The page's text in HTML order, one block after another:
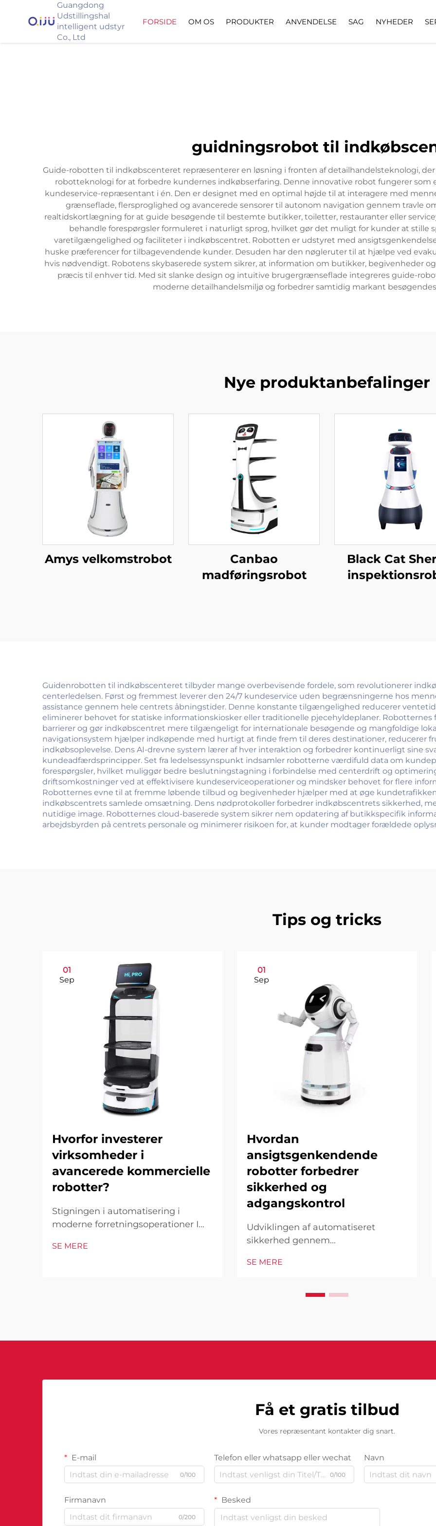
Guangdong
Udstillingshal
intelligent udstyr
Co., Ltd
FORSIDE OM OS PRODUKTER ANVENDELSE SAG NYHEDER
guidningsrobot til
Guide-robotten til indkøbscenteret repræsenterer en løsning i fronten af detailhandelsteknologi,
robotteknologi for at forbedre kundernes indkøbserfaring. Denne innovative robot fungerer som
kundeservice-repræsentant i én. Den er designet med en optimal højde til at interagere med
grænseflade, flersproglighed og avancerede sensorer til autonom navigation gennem travle
realtidskortlægning for at guide besøgende til bestemte butikker, toiletter, restauranter eller
behandle forespørgsler formuleret i naturligt sprog, hvilket gør det muligt for kunder at stille
varetilgængelighed og faciliteter i indkøbscentret. Robotten er udstyret med
huske præferencer for tilbagevendende kunder. Desuden har den nøgleruter til at hjælpe ved
hvis nødvendigt. Robotens skybaserede system sikrer, at information om butikker, begivenheder
præcis til enhver tid. Med sit slanke design og intuitive brugergrænseflade integreres guide-
moderne detailhandelsmiljø og forbedrer samtidig markant
Nye produktanbefalinger
Amys velkomstrobot
Canbao
madføringsrobot
Black Cat
Guidenrobotten til indkøbscenteret tilbyder mange overbevisende fordele, som revolutionerer
centerledelsen. Først og fremmest leverer den 24/7 kundeservice uden begrænsningerne hos
assistance gennem hele centrets åbningstider. Denne konstante tilgængelighed reducerer
eliminerer behovet for statiske informationskiosker eller traditionelle pjecehyldeplaner.
barrierer og gør indkøbscentret mere tilgængeligt for internationale besøgende og mangfoldige
navigationsystem hjælper indkøpende med hurtigt at finde frem til deres destinationer, reducerer
indkøbsoplevelse. Dens AI-drevne system lærer af hver interaktion og forbedrer kontinuerligt sine
kundeadfærdsprincipper. Set fra ledelsessynspunkt indsamler robotterne værdifuld data om
forespørgsler, hvilket muliggør bedre beslutningstagning i forbindelse med centerdrift og
driftsomkostninger ved at effektivisere kundeserviceoperationer og mindsker behovet for flere
Robotternes evne til at fremme løbende tilbud og begivenheder hjælper med at øge
indkøbscentrets samlede omsætning. Dens nødprotokoller forbedrer indkøbscentrets sikkerhed,
nutidige image. Robotternes cloud-baserede system sikrer nem opdatering af butikkspecifik
arbejdsbyrden på centrets personale og minimerer risikoen for, at kunder modtager forældede
Tips og tricks
01
Sep
Hvorfor investerer
virksomheder i
avancerede kommercielle
robotter?
Stigningen i automatisering i
moderne forretningsoperationer I
forretningsmiljø i dag er
SE MERE
01
Sep
Hvordan
ansigtsgenkendende
robotter forbedrer
sikkerhed og
adgangskontrol
Udviklingen af automatiseret
sikkerhed gennem
teknologiske landskab har
sig at være en hjørnesten i moderne
SE MERE
Få et gratis tilbud
Vores repræsentant kontakter dig snart.
E-mail
0/100
Telefon eller whatsapp eller wechat
0/100
Navn
Firmanavn
0/200
Besked